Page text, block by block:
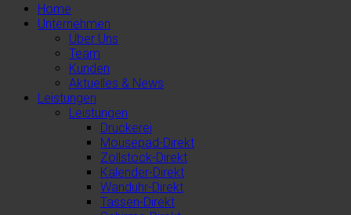
Home
Unternehmen
Über Uns
Team
Kunden
Aktuelles & News
Leistungen
Leistungen
Druckerei
Mousepad-Direkt
Zollstock-Direkt
Kalender-Direkt
Wanduhr-Direkt
Tassen-Direkt